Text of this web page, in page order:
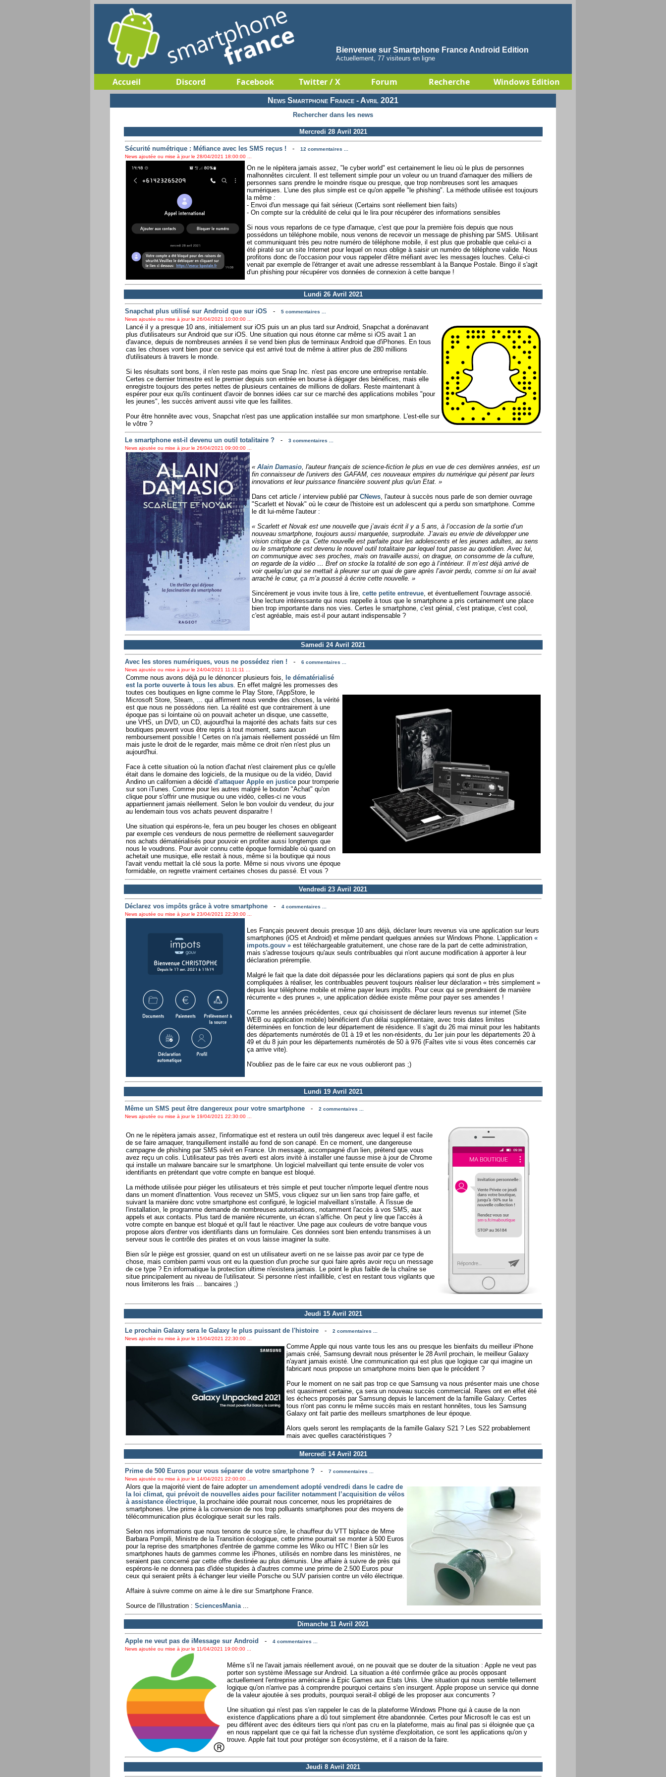
Bienvenue sur Smartphone France Android Edition
Actuellement, 77 visiteurs en ligne
Accueil Discord Facebook Twitter / X Forum Recherche Windows Edition
News Smartphone France - Avril 2021
Rechercher dans les news
Mercredi 28 Avril 2021
Sécurité numétrique : Méfiance avec les SMS reçus ! -
12 commentaires ...
News ajoutée ou mise à jour le 28/04/2021 18:00:00 ...
On ne le répètera jamais assez, "le cyber world" est certainement le lieu où le plus de personnes
malhonnêtes circulent. Il est tellement simple pour un voleur ou un truand d'arnaquer des milliers de
personnes sans prendre le moindre risque ou presque, que trop nombreuses sont les arnaques
numériques. L'une des plus simple est ce qu'on appelle "le phishing". La méthode utilisée est toujours
la même :
- Envoi d'un message qui fait sérieux (Certains sont réellement bien faits)
- On compte sur la crédulité de celui qui le lira pour récupérer des informations sensibles
Si nous vous reparlons de ce type d'arnaque, c'est que pour la première fois depuis que nous
possédons un téléphone mobile, nous venons de recevoir un message de phishing par SMS. Utilisant
et communiquant très peu notre numéro de téléphone mobile, il est plus que probable que celui-ci a
été piraté sur un site Internet pour lequel on nous oblige à saisir un numéro de téléphone valide. Nous
profitons donc de l'occasion pour vous rappeler d'être méfiant avec les messages louches. Celui-ci
venait par exemple de l'étranger et avait une adresse ressemblant à la Banque Postale. Bingo il s'agit
d'un phishing pour récupérer vos données de connexion à cette banque !
Lundi 26 Avril 2021
Snapchat plus utilisé sur Android que sur iOS -
5 commentaires ...
News ajoutée ou mise à jour le 26/04/2021 10:00:00 ...
Lancé il y a presque 10 ans, initialement sur iOS puis un an plus tard sur Android, Snapchat a dorénavant
plus d'utilisateurs sur Android que sur iOS. Une situation qui nous étonne car même si iOS avait 1 an
d'avance, depuis de nombreuses années il se vend bien plus de terminaux Android que d'iPhones. En tous
cas les choses vont bien pour ce service qui est arrivé tout de même à attirer plus de 280 millions
d'utilisateurs à travers le monde.
Si les résultats sont bons, il n'en reste pas moins que Snap Inc. n'est pas encore une entreprise rentable.
Certes ce dernier trimestre est le premier depuis son entrée en bourse à dégager des bénéfices, mais elle
enregistre toujours des pertes nettes de plusieurs centaines de millions de dollars. Reste maintenant à
espérer pour eux qu'ils continuent d'avoir de bonnes idées car sur ce marché des applications mobiles "pour
les jeunes", les succès arrivent aussi vite que les faillites.
Pour être honnête avec vous, Snapchat n'est pas une application installée sur mon smartphone. L'est-elle sur
le vôtre ?
Le smartphone est-il devenu un outil totalitaire ?-
3 commentaires ...
News ajoutée ou mise à jour le 26/04/2021 09:00:00 ...
« Alain Damasio, l'auteur français de science-fiction le plus en vue de ces dernières années, est un
fin connaisseur de l'univers des GAFAM, ces nouveaux empires du numérique qui pèsent par leurs
innovations et leur puissance financière souvent plus qu'un Etat. »
Dans cet article / interview publié par CNews, l'auteur à succès nous parle de son dernier ouvrage
"Scarlett et Novak" où le cœur de l'histoire est un adolescent qui a perdu son smartphone. Comme
le dit lui-même l'auteur :
« Scarlett et Novak est une nouvelle que j’avais écrit il y a 5 ans, à l’occasion de la sortie d’un
nouveau smartphone, toujours aussi marquetée, surproduite. J’avais eu envie de développer une
vision critique de ça. Cette nouvelle est parfaite pour les adolescents et les jeunes adultes, au sens
ou le smartphone est devenu le nouvel outil totalitaire par lequel tout passe au quotidien. Avec lui,
on communique avec ses proches, mais on travaille aussi, on drague, on consomme de la culture,
on regarde de la vidéo … Bref on stocke la totalité de son ego à l’intérieur. Il m’est déjà arrivé de
voir quelqu’un qui se mettait à pleurer sur un quai de gare après l’avoir perdu, comme si on lui avait
arraché le cœur, ça m’a poussé à écrire cette nouvelle. »
Sincèrement je vous invite tous à lire, cette petite entrevue, et éventuellement l'ouvrage associé.
Une lecture intéressante qui nous rappelle à tous que le smartphone a pris certainement une place
bien trop importante dans nos vies. Certes le smartphone, c'est génial, c'est pratique, c'est cool,
c'est agréable, mais est-il pour autant indispensable ?
Samedi 24 Avril 2021
Avec les stores numériques, vous ne possédez rien ! -
6 commentaires ...
News ajoutée ou mise à jour le 24/04/2021 11:11:11 ...
Comme nous avons déjà pu le dénoncer plusieurs fois, le dématérialisé
est la porte ouverte à tous les abus. En effet malgré les promesses des
toutes ces boutiques en ligne comme le Play Store, l'AppStore, le
Microsoft Store, Steam, ... qui affirment nous vendre des choses, la vérité
est que nous ne possédons rien. La réalité est que contrairement à une
époque pas si lointaine où on pouvait acheter un disque, une cassette,
une VHS, un DVD, un CD, aujourd'hui la majorité des achats faits sur ces
boutiques peuvent vous être repris à tout moment, sans aucun
remboursement possible ! Certes on n'a jamais réellement possédé un film
mais juste le droit de le regarder, mais même ce droit n'en n'est plus un
aujourd'hui.
Face à cette situation où la notion d'achat n'est clairement plus ce qu'elle
était dans le domaine des logiciels, de la musique ou de la vidéo, David
Andino un californien a décidé d'attaquer Apple en justicepour tromperie
sur son iTunes. Comme pour les autres malgré le bouton "Achat" qu'on
clique pour s'offrir une musique ou une vidéo, celles-ci ne vous
appartiennent jamais réellement. Selon le bon vouloir du vendeur, du jour
au lendemain tous vos achats peuvent disparaitre !
Une situation qui espérons-le, fera un peu bouger les choses en obligeant
par exemple ces vendeurs de nous permettre de réellement sauvegarder
nos achats dématérialisés pour pouvoir en profiter aussi longtemps que
nous le voudrons. Pour avoir connu cette époque formidable où quand on
achetait une musique, elle restait à nous, même si la boutique qui nous
l'avait vendu mettait la clé sous la porte. Même si nous vivons une époque
formidable, on regrette vraiment certaines choses du passé. Et vous ?
Vendredi 23 Avril 2021
Déclarez vos impôts grâce à votre smartphone-
4 commentaires ...
News ajoutée ou mise à jour le 23/04/2021 22:30:00 ...
Les Français peuvent deouis presque 10 ans déjà, déclarer leurs revenus via une application sur leurs
smartphones (iOS et Android) et même pendant quelques années sur Windows Phone. L'application «
impots.gouv »est téléchargeable gratuitement, une chose rare de la part de cette administration,
mais s'adresse toujours qu'aux seuls contribuables qui n'ont aucune modification à apporter à leur
déclaration préremplie.
Malgré le fait que la date doit dépassée pour les déclarations papiers qui sont de plus en plus
compliquées à réaliser, les contribuables peuvent toujours réaliser leur déclaration « très simplement »
depuis leur téléphone mobile et même payer leurs impôts. Pour ceux qui se prendraient de manière
récurrente « des prunes », une application dédiée existe même pour payer ses amendes !
Comme les années précédentes, ceux qui choisissent de déclarer leurs revenus sur internet (Site
WEB ou application mobile) bénéficient d'un délai supplémentaire, avec trois dates limites
déterminées en fonction de leur département de résidence. Il s'agit du 26 mai minuit pour les habitants
des départements numérotés de 01 à 19 et les non-résidents, du 1er juin pour les départements 20 à
49 et du 8 juin pour les départements numérotés de 50 à 976 (Faîtes vite si vous êtes concernés car
ça arrive vite).
N'oubliez pas de le faire car eux ne vous oublieront pas ;)
Lundi 19 Avril 2021
Même un SMS peut être dangereux pour votre smartphone-
2 commentaires ...
News ajoutée ou mise à jour le 19/04/2021 22:30:00 ...
On ne le répètera jamais assez, l'informatique est et restera un outil très dangereux avec lequel il est facile
de se faire arnaquer, tranquillement installé au fond de son canapé. En ce moment, une dangereuse
campagne de phishing par SMS sévit en France. Un message, accompagné d'un lien, prétend que vous
avez reçu un colis. L'utilisateur pas très averti est alors invité à installer une fausse mise à jour de Chrome
qui installe un malware bancaire sur le smartphone. Un logiciel malveillant qui tente ensuite de voler vos
identifiants en prétendant que votre compte en banque est bloqué.
La méthode utilisée pour piéger les utilisateurs et très simple et peut toucher n'importe lequel d'entre nous
dans un moment d'inattention. Vous recevez un SMS, vous cliquez sur un lien sans trop faire gaffe, et
suivant la manière donc votre smartphone est configuré, le logiciel malveillant s'installe. À l'issue de
l'installation, le programme demande de nombreuses autorisations, notamment l'accès à vos SMS, aux
appels et aux contacts. Plus tard de manière récurrente, un écran s'affiche. On peut y lire que l'accès à
votre compte en banque est bloqué et qu'il faut le réactiver. Une page aux couleurs de votre banque vous
propose alors d'entrer vos identifiants dans un formulaire. Ces données sont bien entendu transmises à un
serveur sous le contrôle des pirates et on vous laisse imaginer la suite.
Bien sûr le piège est grossier, quand on est un utilisateur averti on ne se laisse pas avoir par ce type de
chose, mais combien parmi vous ont eu la question d'un proche sur quoi faire après avoir reçu un message
de ce type ? En informatique la protection ultime n'existera jamais. Le point le plus faible de la chaîne se
situe principalement au niveau de l'utilisateur. Si personne n'est infaillible, c'est en restant tous vigilants que
nous limiterons les frais ... bancaires ;)
Jeudi 15 Avril 2021
Le prochain Galaxy sera le Galaxy le plus puissant de l'histoire-
2 commentaires ...
News ajoutée ou mise à jour le 15/04/2021 22:30:00 ...
Comme Apple qui nous vante tous les ans ou presque les bienfaits du meilleur iPhone
jamais créé, Samsung devrait nous présenter le 28 Avril prochain, le meilleur Galaxy
n'ayant jamais existé. Une communication qui est plus que logique car qui imagine un
fabricant nous propose un smartphone moins bien que le précédent ?
Pour le moment on ne sait pas trop ce que Samsung va nous présenter mais une chose
est quasiment certaine, ça sera un nouveau succès commercial. Rares ont en effet été
les échecs proposés par Samsung depuis le lancement de la famille Galaxy. Certes
tous n'ont pas connu le même succès mais en restant honnêtes, tous les Samsung
Galaxy ont fait partie des meilleurs smartphones de leur époque.
Alors quels seront les remplaçants de la famille Galaxy S21 ? Les S22 probablement
mais avec quelles caractéristiques ?
Mercredi 14 Avril 2021
Prime de 500 Euros pour vous séparer de votre smartphone ?-
7 commentaires ...
News ajoutée ou mise à jour le 14/04/2021 22:00:00 ...
Alors que la majorité vient de faire adopter un amendement adopté vendredi dans le cadre de
la loi climat, qui prévoit de nouvelles aides pour faciliter notamment l’acquisition de vélos
à assistance électrique, la prochaine idée pourrait nous concerner, nous les propriétaires de
smartphones. Une prime à la conversion de nos trop polluants smartphones pour des moyens de
télécommunication plus écologique serait sur les rails.
Selon nos informations que nous tenons de source sûre, le chauffeur du VTT biplace de Mme
Barbara Pompili, Ministre de la Transition écologique, cette prime pourrait se monter à 500 Euros
pour la reprise des smartphones d'entrée de gamme comme les Wiko ou HTC ! Bien sûr les
smartphones hauts de gammes comme les iPhones, utilisés en nombre dans les ministères, ne
seraient pas concerné par cette offre destinée au plus démunis. Une affaire à suivre de près qui
espérons-le ne donnera pas d'idée stupides à d'autres comme une prime de 2.500 Euros pour
ceux qui seraient prêts à échanger leur vieille Porsche ou SUV parisien contre un vélo électrique.
Affaire à suivre comme on aime à le dire sur Smartphone France.
Source de l'illustration : SciencesMania...
Dimanche 11 Avril 2021
Apple ne veut pas de iMessage sur Android -
4 commentaires ...
News ajoutée ou mise à jour le 11/04/2021 19:00:00 ...
Même s'il ne l'avait jamais réellement avoué, on ne pouvait que se douter de la situation : Apple ne veut pas
porter son système iMessage sur Android. La situation a été confirmée grâce au procès opposant
actuellement l'entreprise américaine à Epic Games aux Etats Unis. Une situation qui nous semble tellement
logique qu'on n'arrive pas à comprendre pourquoi certains s'en insurgent. Apple propose un service qui donne
de la valeur ajoutée à ses produits, pourquoi serait-il obligé de les proposer aux concurrents ?
Une situation qui n'est pas s'en rappeler le cas de la plateforme Windows Phone qui à cause de la non
existence d'applications phare a dû tout simplement être abandonnée. Certes pour Microsoft le cas est un
peu différent avec des éditeurs tiers qui n'ont pas cru en la plateforme, mais au final pas si éloignée que ça
en nous rappelant que ce qui fait la richesse d'un système d'exploitation, ce sont les applications qu'on y
trouve. Apple fait tout pour protéger son écosystème, et il a raison de la faire.
Jeudi 8 Avril 2021